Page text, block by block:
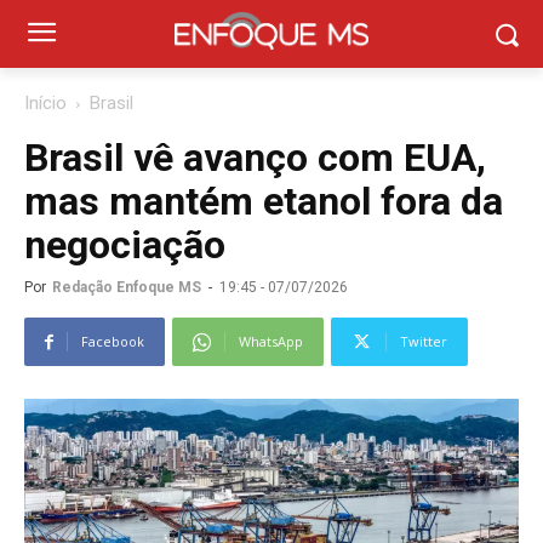
Início Brasil
Brasil vê avanço com EUA,
mas mantém etanol fora da
negociação
Por Redação Enfoque MS - 19:45 - 07/07/2026
Facebook WhatsApp Twitter